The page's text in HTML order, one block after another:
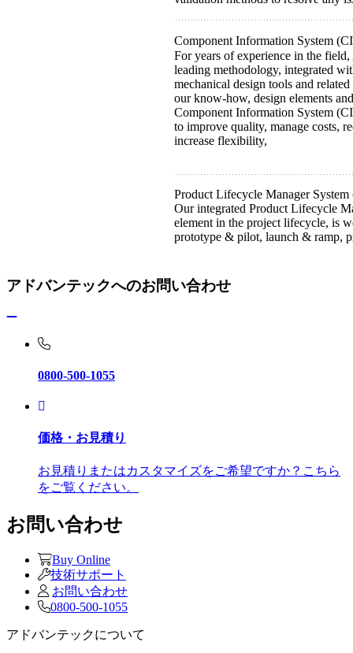
Component Information System
For years of experience in the field,
leading methodology, integrated
mechanical design tools and
our know-how, design elements
Component Information System
to improve quality, manage costs,
increase flexibility,
Product Lifecycle Manager
Our integrated Product Lifecycle
element in the project lifecycle, is
prototype & pilot, launch & ramp,
アドバンテックへのお問い合わせ
0800-500-1055
価格・お見積り
お見積りまたはカスタマイズをご希望ですか？こちら
をご覧ください。
お問い合わせ
Buy Online
技術サポート
お問い合わせ
0800-500-1055
アドバンテックについて